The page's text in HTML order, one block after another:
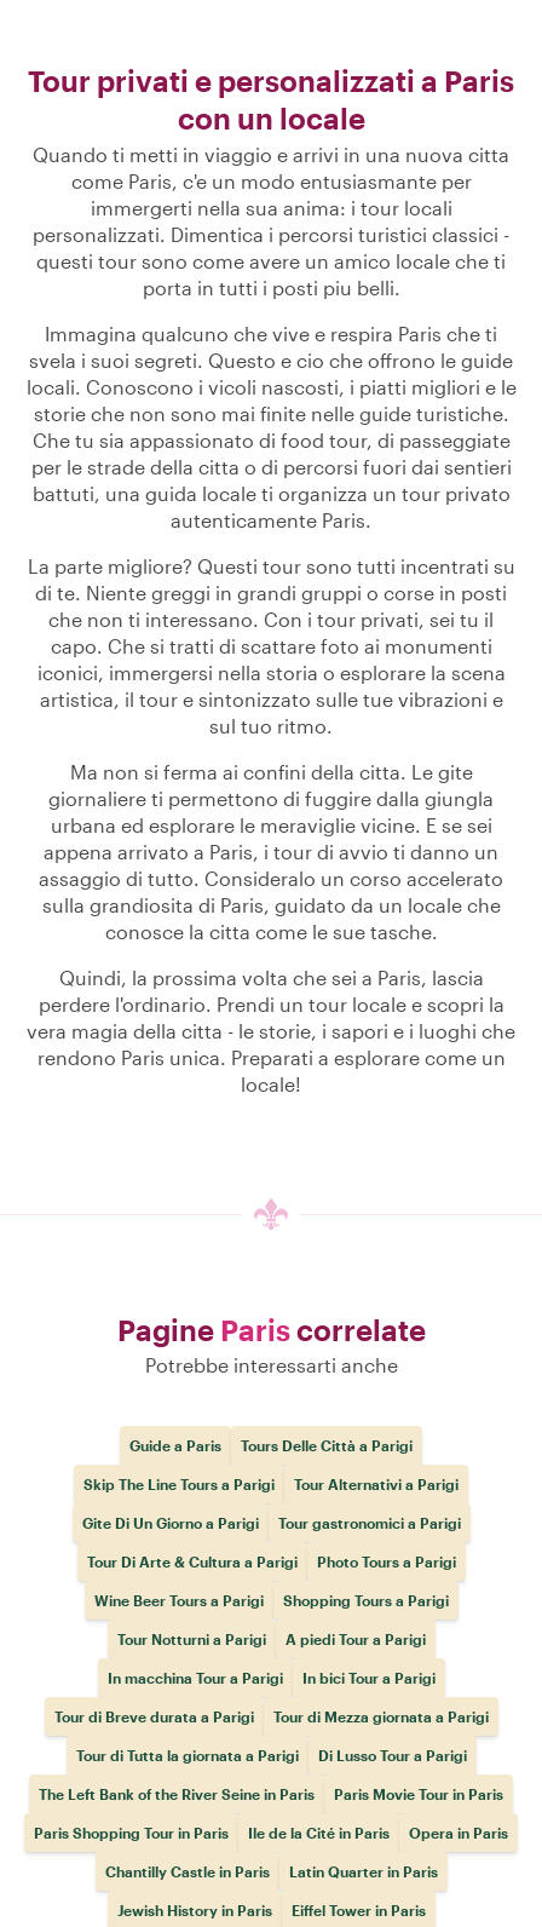
Tour privati e personalizzati a Paris
con un locale
Quando ti metti in viaggio e arrivi in una nuova citta
come Paris, c'e un modo entusiasmante per
immergerti nella sua anima: i tour locali
personalizzati. Dimentica i percorsi turistici classici -
questi tour sono come avere un amico locale che ti
porta in tutti i posti piu belli.
Immagina qualcuno che vive e respira Paris che ti
svela i suoi segreti. Questo e cio che offrono le guide
locali. Conoscono i vicoli nascosti, i piatti migliori e le
storie che non sono mai finite nelle guide turistiche.
Che tu sia appassionato di food tour, di passeggiate
per le strade della citta o di percorsi fuori dai sentieri
battuti, una guida locale ti organizza un tour privato
autenticamente Paris.
La parte migliore? Questi tour sono tutti incentrati su
di te. Niente greggi in grandi gruppi o corse in posti
che non ti interessano. Con i tour privati, sei tu il
capo. Che si tratti di scattare foto ai monumenti
iconici, immergersi nella storia o esplorare la scena
artistica, il tour e sintonizzato sulle tue vibrazioni e
sul tuo ritmo.
Ma non si ferma ai confini della citta. Le gite
giornaliere ti permettono di fuggire dalla giungla
urbana ed esplorare le meraviglie vicine. E se sei
appena arrivato a Paris, i tour di avvio ti danno un
assaggio di tutto. Consideralo un corso accelerato
sulla grandiosita di Paris, guidato da un locale che
conosce la citta come le sue tasche.
Quindi, la prossima volta che sei a Paris, lascia
perdere l'ordinario. Prendi un tour locale e scopri la
vera magia della citta - le storie, i sapori e i luoghi che
rendono Paris unica. Preparati a esplorare come un
locale!
Pagine Pariscorrelate
Potrebbe interessarti anche
Guide a Paris Tours Delle Città a Parigi
Skip The Line Tours a Parigi Tour Alternativi a Parigi
Gite Di Un Giorno a Parigi Tour gastronomici a Parigi
Tour Di Arte & Cultura a Parigi Photo Tours a Parigi
Wine Beer Tours a Parigi Shopping Tours a Parigi
Tour Notturni a Parigi A piedi Tour a Parigi
In macchina Tour a Parigi In bici Tour a Parigi
Tour di Breve durata a Parigi Tour di Mezza giornata a Parigi
Tour di Tutta la giornata a Parigi Di Lusso Tour a Parigi
The Left Bank of the River Seine in Paris Paris Movie Tour in Paris
Paris Shopping Tour in Paris Ile de la Cité in Paris Opera in Paris
Chantilly Castle in Paris Latin Quarter in Paris
Jewish History in Paris Eiffel Tower in Paris